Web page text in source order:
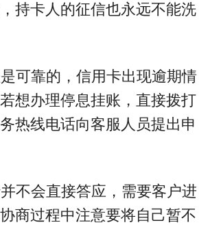
持卡人的征信也永远不能洗
可靠的，信用卡出现逾期情
想办理停息挂账，直接拨打
热线电话向客服人员提出申
不会直接答应，需要客户进
商过程中注意要将自己暂不